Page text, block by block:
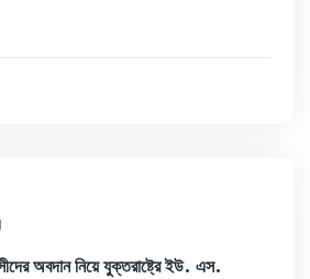
অবদান নিয়ে যুক্তরাষ্ট্রে ইউ. এস.